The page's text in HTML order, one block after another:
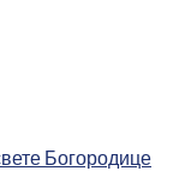
Богородице